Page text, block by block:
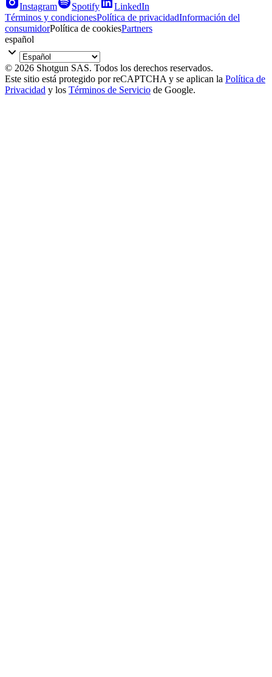
Instagram Spotify
LinkedIn
Términos y condicionesPolítica de privacidadInformación del
consumidorPolítica de cookiesPartners
español
© 2026 Shotgun SAS. Todos los derechos reservados.
Este sitio está protegido por reCAPTCHA y se aplican la Política de
Privacidad y los Términos de Servicio de Google.